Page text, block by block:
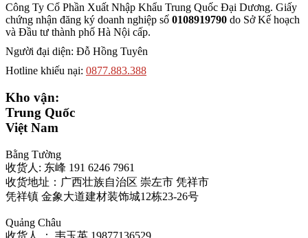
Công Ty Cổ Phần Xuất Nhập Khẩu Trung Quốc Đại Dương. Giấy
chứng nhận đăng ký doanh nghiệp số 0108919790 do SởKế hoạch
và Đầu tư thành phố Hà Nội cấp.
Người đại diện: Đỗ Hồng Tuyên
Hotline khiếu nại: 0877.883.388
Kho vận:
Trung Quốc
Việt Nam
Bằng Tường
收货人: 东峰 191 6246 7961
收货地址：广西壮族自治区 崇左市 凭祥市
凭祥镇 金象大道建材装饰城12栋23-26号
Quảng Châu
收货人 ： 韦玉英 19877136529‬